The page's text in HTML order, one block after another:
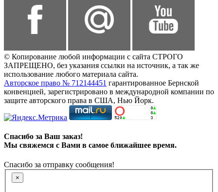
© Копирование любой информации с сайта СТРОГО
ЗАПРЕЩЕНО, без указания ссылки на источник, а так же
использование любого материала сайта.
Авторское право № 712144451 гарантированное Бернской
конвенцией, зарегистрировано в международной компании по
защите авторского права в США, Нью Йорк.
Спасибо за Ваш заказ!
Мы свяжемся с Вами в самое ближайшее время.
Спасибо за отправку сообщения!
×